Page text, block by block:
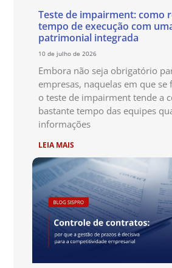
Teste de impairment: como
tempo de execução com
patrimonial integrada
10 de julho de 2026
Embora não seja obrigatório
empresas, naquelas em que se
o teste de impairment tende a
bastante tempo das equipes
informações
LEIA MAIS